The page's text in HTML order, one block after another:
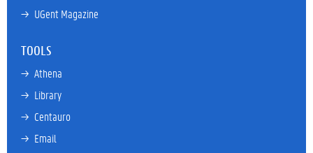
→ UGent Magazine
TOOLS
→ Athena
→ Library
→ Centauro
→ Email